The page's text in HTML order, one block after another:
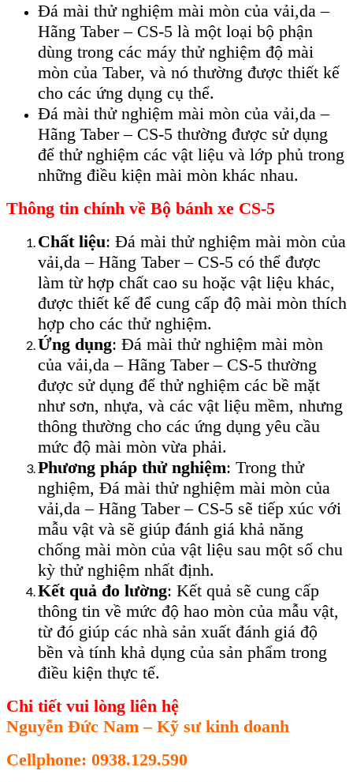
Đá mài thử nghiệm mài mòn của vải,da –
Hãng Taber – CS-5 là một loại bộ phận
dùng trong các máy thử nghiệm độ mài
mòn của Taber, và nó thường được thiết kế
cho các ứng dụng cụ thể.
Đá mài thử nghiệm mài mòn của vải,da –
Hãng Taber – CS-5 thường được sử dụng
để thử nghiệm các vật liệu và lớp phủ trong
những điều kiện mài mòn khác nhau.
Thông tin chính về Bộ bánh xe CS-5
Chất liệu: Đá mài thử nghiệm mài mòn của
vải,da – Hãng Taber – CS-5 có thể được
làm từ hợp chất cao su hoặc vật liệu khác,
được thiết kế để cung cấp độ mài mòn thích
hợp cho các thử nghiệm.
Ứng dụng: Đá mài thử nghiệm mài mòn
của vải,da – Hãng Taber – CS-5 thường
được sử dụng để thử nghiệm các bề mặt
như sơn, nhựa, và các vật liệu mềm, nhưng
thông thường cho các ứng dụng yêu cầu
mức độ mài mòn vừa phải.
Phương pháp thử nghiệm: Trong thử
nghiệm, Đá mài thử nghiệm mài mòn của
vải,da – Hãng Taber – CS-5 sẽ tiếp xúc với
mẫu vật và sẽ giúp đánh giá khả năng
chống mài mòn của vật liệu sau một số chu
kỳ thử nghiệm nhất định.
Kết quả đo lường: Kết quả sẽ cung cấp
thông tin về mức độ hao mòn của mẫu vật,
từ đó giúp các nhà sản xuất đánh giá độ
bền và tính khả dụng của sản phẩm trong
điều kiện thực tế.
Chi tiết vui lòng liên hệ
Nguyễn Đức Nam – Kỹ sư kinh doanh
Cellphone: 0938.129.590